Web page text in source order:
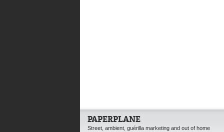
PAPERPLANE
Street, ambient, guérilla marketing and out of home